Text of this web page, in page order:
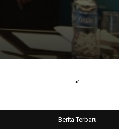
<
Berita Terbaru